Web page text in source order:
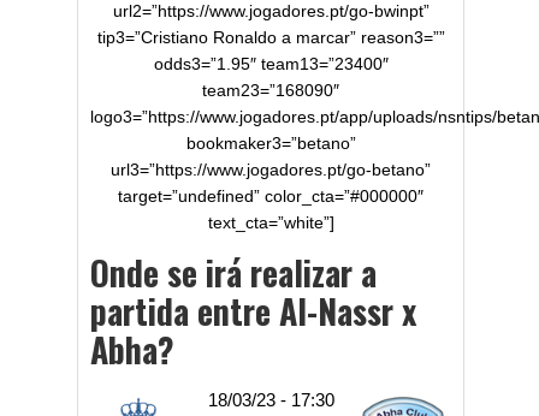
url2=”https://www.jogadores.pt/go-bwinpt”
tip3=”Cristiano Ronaldo a marcar” reason3=””
odds3=”1.95″ team13=”23400″
team23=”168090″
logo3=”https://www.jogadores.pt/app/uploads/nsntips/
bookmaker3=”betano”
url3=”https://www.jogadores.pt/go-betano”
target=”undefined” color_cta=”#000000″
text_cta=”white”]
Onde se irá realizar a
partida entre Al-Nassr x
Abha?
18/03/23 - 17:30